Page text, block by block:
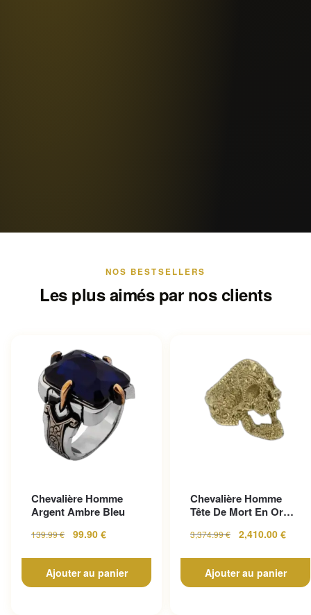
NOS BESTSELLERS
Les plus aimés par nos clients
Chevalière Homme
Argent Ambre Bleu
139.99€ 99.90 €
Ajouter au panier
Chevalière Homme
Tête De Mort En Or
Gothique...
3,374.99€ 2,410.00 €
Ajouter au panier